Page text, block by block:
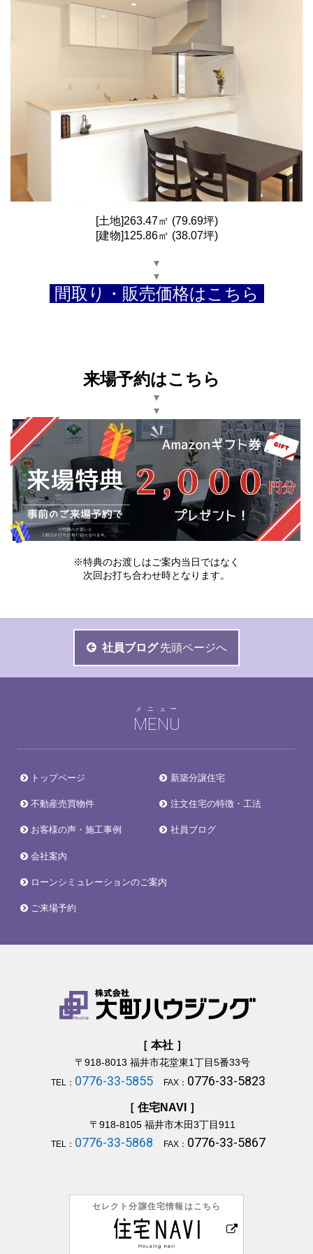
[土地]263.47㎡ (79.69坪)
[建物]125.86㎡ (38.07坪)
▾
▾
間取り・販売価格はこちら
来場予約はこちら
▾
▾
※特典のお渡しはご案内当日ではなく
次回お打ち合わせ時となります。
社員ブログ 先頭ページへ
MENU
メニュー
トップページ 新築分譲住宅
不動産売買物件 注文住宅の特徴・工法
お客様の声・施工事例 社員ブログ
会社案内
ローンシミュレーションのご案内
ご来場予約
［ 本社 ］
〒918-8013 福井市花堂東1丁目5番33号
TEL： 0776-33-5855 FAX： 0776-33-5823
［ 住宅NAVI ］
〒918-8105福井市木田3丁目911
TEL： 0776-33-5868 FAX： 0776-33-5867
セレクト分譲住宅情報はこちら